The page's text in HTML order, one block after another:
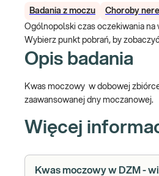
Badania z moczu
Choroby
Ogólnopolski czas oczekiwania na
Wybierz punkt pobrań, by
Opis badania
Kwas moczowy w dobowej
zaawansowanej dny moczanowej.
Więcej
Kwas moczowy w DZM -